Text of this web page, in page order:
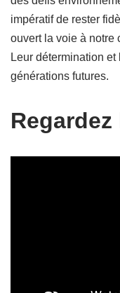
impératif de rester
ouvert la voie à notre
Leur détermination
générations futures.